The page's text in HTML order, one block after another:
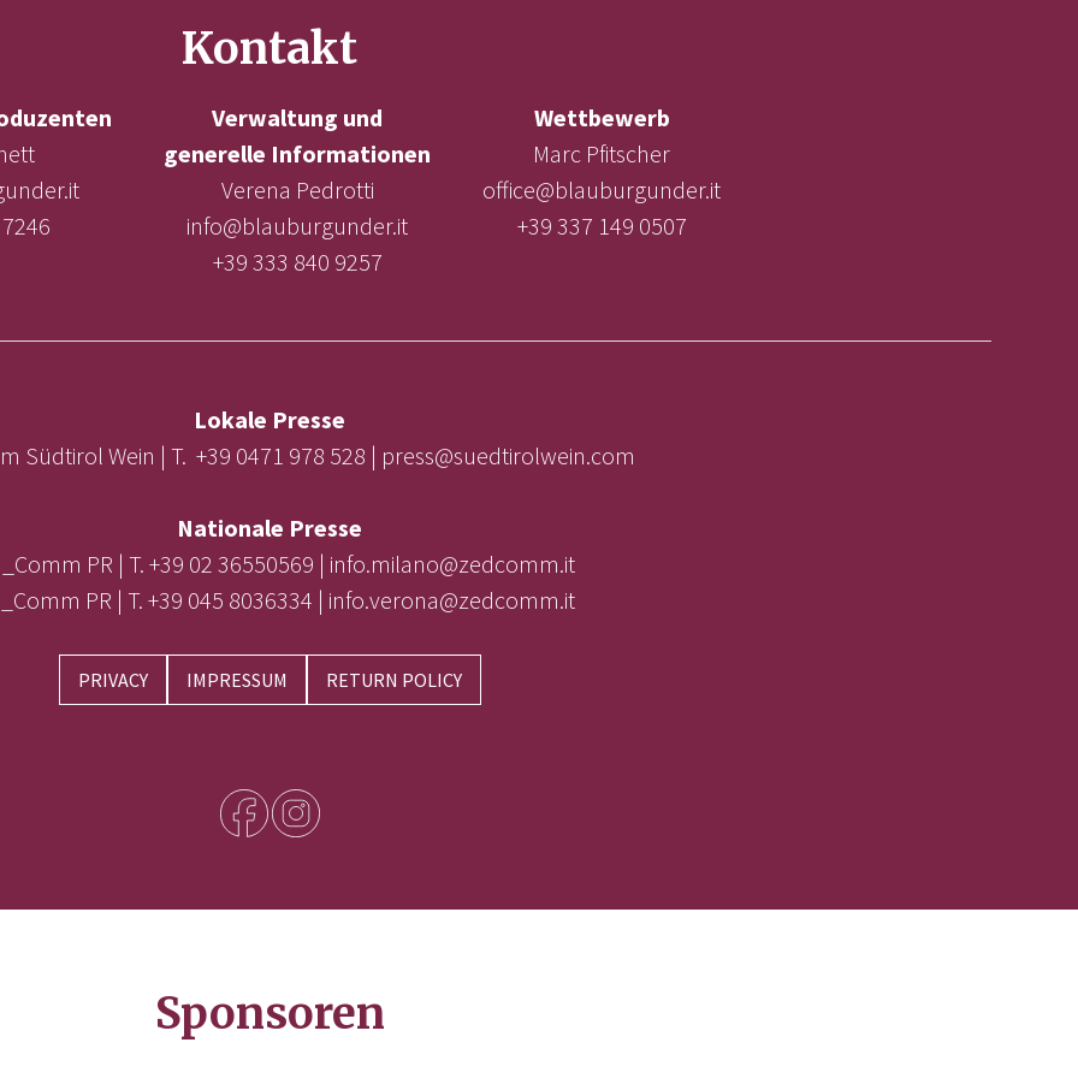
Kontakt
Verwaltung und
generelle Informationen
Verena Pedrotti
info@blauburgunder.it
+39 333 840 9257
Wettbewerb
Marc Pfitscher
office@blauburgunder.it
+39 337 149 0507
Lokale Presse
Südtirol Wein | T. +39 0471 978 528 | press@suedtirolwein.com
Nationale Presse
PR | T. +39 02 36550569 | info.milano@zedcomm.it
PR | T. +39 045 8036334 | info.verona@zedcomm.it
PRIVACY IMPRESSUM RETURN POLICY
Sponsoren